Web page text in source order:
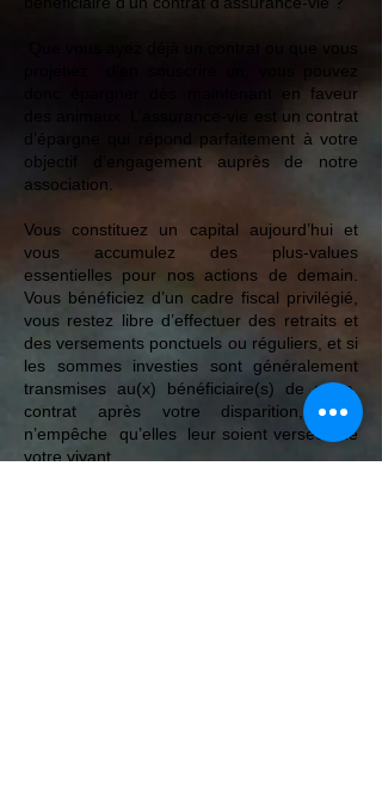
Que vous ayez déjà un contrat ou que vous
projetiez d’en souscrire un, vous pouvez
donc épargner dès maintenant en faveur
des animaux. L’assurance-vie est un contrat
d’épargne qui répond parfaitement à votre
objectif d’engagement auprès de notre
association.
Vous constituez un capital aujourd’hui et
vous accumulez des plus-values
essentielles pour nos actions de demain.
Vous bénéficiez d’un cadre fiscal privilégié,
vous restez libre d’effectuer des retraits et
des versements ponctuels ou réguliers, et si
les sommes investies sont généralement
transmises au(x) bénéficiaire(s) de votre
contrat après votre disparition, rien
n’empêche qu’elles leur soient versées de
votre vivant.